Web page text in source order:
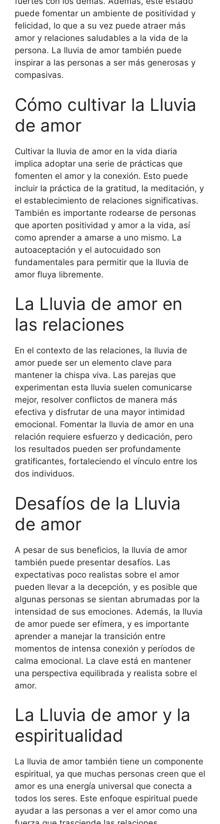
puede fomentar un ambiente de positividad y
felicidad, lo que a su vez puede atraer más
amor y relaciones saludables a la vida de la
persona. La lluvia de amor también puede
inspirar a las personas a ser más generosas y
compasivas.
Cómo cultivar la Lluvia
de amor
Cultivar la lluvia de amor en la vida diaria
implica adoptar una serie de prácticas que
fomenten el amor y la conexión. Esto puede
incluir la práctica de la gratitud, la meditación, y
el establecimiento de relaciones significativas.
También es importante rodearse de personas
que aporten positividad y amor a la vida, así
como aprender a amarse a uno mismo. La
autoaceptación y el autocuidado son
fundamentales para permitir que la lluvia de
amor fluya libremente.
La Lluvia de amor en
las relaciones
En el contexto de las relaciones, la lluvia de
amor puede ser un elemento clave para
mantener la chispa viva. Las parejas que
experimentan esta lluvia suelen comunicarse
mejor, resolver conflictos de manera más
efectiva y disfrutar de una mayor intimidad
emocional. Fomentar la lluvia de amor en una
relación requiere esfuerzo y dedicación, pero
los resultados pueden ser profundamente
gratificantes, fortaleciendo el vínculo entre los
dos individuos.
Desafíos de la Lluvia
de amor
A pesar de sus beneficios, la lluvia de amor
también puede presentar desafíos. Las
expectativas poco realistas sobre el amor
pueden llevar a la decepción, y es posible que
algunas personas se sientan abrumadas por la
intensidad de sus emociones. Además, la lluvia
de amor puede ser efímera, y es importante
aprender a manejar la transición entre
momentos de intensa conexión y períodos de
calma emocional. La clave está en mantener
una perspectiva equilibrada y realista sobre el
amor.
La Lluvia de amor y la
espiritualidad
La lluvia de amor también tiene un componente
espiritual, ya que muchas personas creen que el
amor es una energía universal que conecta a
todos los seres. Este enfoque espiritual puede
ayudar a las personas a ver el amor como una